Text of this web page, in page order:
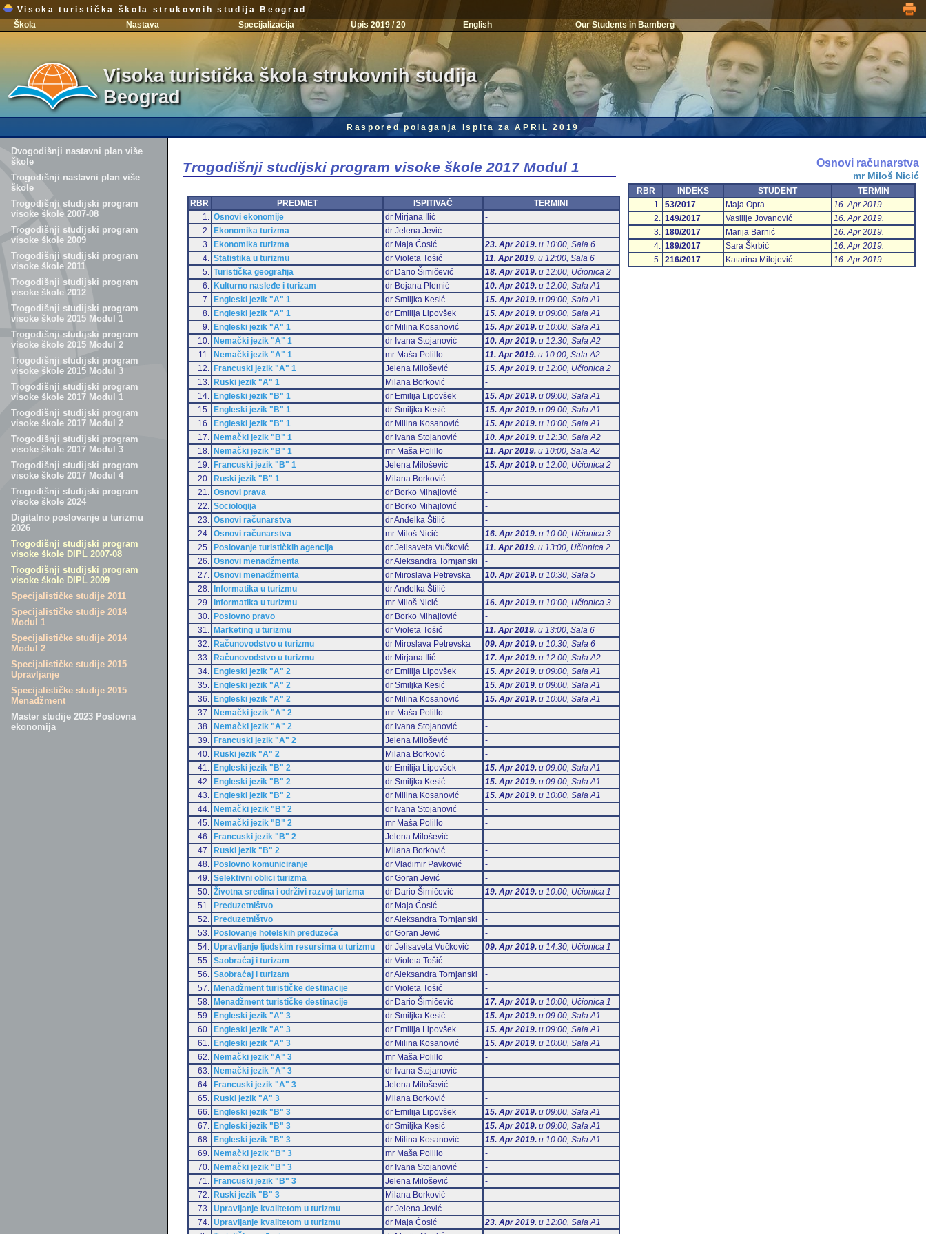
Visoka turistička škola strukovnih studija Beograd
Škola
Nastava Specijalizacija Upis 2019 / 20 English Our Students in Bamberg
Visoka turistička škola strukovnih studija
Beograd
Raspored polaganja ispita za APRIL 2019
Dvogodišnji nastavni plan više
škole
Trogodišnji nastavni plan više
škole
Trogodišnji studijski program
visoke škole 2007-08
Trogodišnji studijski program
visoke škole 2009
Trogodišnji studijski program
visoke škole 2011
Trogodišnji studijski program
visoke škole 2012
Trogodišnji studijski program
visoke škole 2015 Modul 1
Trogodišnji studijski program
visoke škole 2015 Modul 2
Trogodišnji studijski program
visoke škole 2015 Modul 3
Trogodišnji studijski program
visoke škole 2017 Modul 1
Trogodišnji studijski program
visoke škole 2017 Modul 2
Trogodišnji studijski program
visoke škole 2017 Modul 3
Trogodišnji studijski program
visoke škole 2017 Modul 4
Trogodišnji studijski program
visoke škole 2024
Digitalno poslovanje u turizmu
2026
Trogodišnji studijski program
visoke škole DIPL 2007-08
Trogodišnji studijski program
visoke škole DIPL 2009
Specijalističke studije 2011
Specijalističke studije 2014
Modul 1
Specijalističke studije 2014
Modul 2
Specijalističke studije 2015
Upravljanje
Specijalističke studije 2015
Menadžment
Master studije 2023 Poslovna
ekonomija
Trogodišnji studijski program visoke škole 2017 Modul 1
RBR PREDMET ISPITIVAČ
TERMINI
1.
Osnovi ekonomije dr Mirjana Ilić
-
2.
Ekonomika turizma dr Jelena Jević
-
3.
Ekonomika turizma dr Maja Ćosić 23. Apr 2019.u 10:00, Sala 6
4.
Statistika u turizmu dr Violeta Tošić 11. Apr 2019.u 12:00, Sala 6
5.
Turistička geografija dr Dario Šimičević 18. Apr 2019.u 12:00, Učionica 2
6.
Kulturno nasleđe i turizam dr Bojana Plemić 10. Apr 2019.u 12:00, Sala А1
7.
Engleski jezik "A" 1 dr Smiljka Kesić 15. Apr 2019.u 09:00, Sala А1
8.
Engleski jezik "A" 1 dr Emilija Lipovšek 15. Apr 2019.u 09:00, Sala А1
9.
Engleski jezik "A" 1 dr Milina Kosanović 15. Apr 2019.u 10:00, Sala А1
10.
Nemački jezik "A" 1 dr Ivana Stojanović 10. Apr 2019.u 12:30, Sala А2
11.
Nemački jezik "A" 1 mr Maša Polillo 11. Apr 2019.u 10:00, Sala А2
12.
Francuski jezik "A" 1 Jelena Milošević 15. Apr 2019.u 12:00, Učionica 2
13.
Ruski jezik "A" 1 Milana Borković
-
14.
Engleski jezik "B" 1 dr Emilija Lipovšek 15. Apr 2019.u 09:00, Sala А1
15.
Engleski jezik "B" 1 dr Smiljka Kesić 15. Apr 2019.u 09:00, Sala А1
16.
Engleski jezik "B" 1 dr Milina Kosanović 15. Apr 2019.u 10:00, Sala А1
17.
Nemački jezik "B" 1 dr Ivana Stojanović 10. Apr 2019.u 12:30, Sala А2
18.
Nemački jezik "B" 1 mr Maša Polillo 11. Apr 2019.u 10:00, Sala А2
19.
Francuski jezik "B" 1 Jelena Milošević 15. Apr 2019.u 12:00, Učionica 2
20.
Ruski jezik "B" 1 Milana Borković
-
21.
Osnovi prava dr Borko Mihajlović
-
22.
Sociologija dr Borko Mihajlović
-
23.
Osnovi računarstva dr Anđelka Štilić
-
24.
Osnovi računarstva mr Miloš Nicić 16. Apr 2019.u 10:00, Učionica 3
25.
Poslovanje turističkih agencija dr Jelisaveta Vučković 11. Apr 2019.u 13:00, Učionica 2
26.
Osnovi menadžmenta dr Aleksandra Tornjanski
-
27.
Osnovi menadžmenta dr Miroslava Petrevska 10. Apr 2019.u 10:30, Sala 5
28.
Informatika u turizmu dr Anđelka Štilić
-
29.
Informatika u turizmu mr Miloš Nicić 16. Apr 2019.u 10:00, Učionica 3
30.
Poslovno pravo dr Borko Mihajlović
-
31.
Marketing u turizmu dr Violeta Tošić 11. Apr 2019.u 13:00, Sala 6
32.
Računovodstvo u turizmu dr Miroslava Petrevska 09. Apr 2019.u 10:30, Sala 6
33.
Računovodstvo u turizmu dr Mirjana Ilić 17. Apr 2019.u 12:00, Sala А2
34.
Engleski jezik "A" 2 dr Emilija Lipovšek 15. Apr 2019.u 09:00, Sala А1
35.
Engleski jezik "A" 2 dr Smiljka Kesić 15. Apr 2019.u 09:00, Sala А1
36.
Engleski jezik "A" 2 dr Milina Kosanović 15. Apr 2019.u 10:00, Sala А1
37.
Nemački jezik "A" 2 mr Maša Polillo
-
38.
Nemački jezik "A" 2 dr Ivana Stojanović
-
39.
Francuski jezik "A" 2 Jelena Milošević
-
40.
Ruski jezik "A" 2 Milana Borković
-
41.
Engleski jezik "B" 2 dr Emilija Lipovšek 15. Apr 2019.u 09:00, Sala А1
42.
Engleski jezik "B" 2 dr Smiljka Kesić 15. Apr 2019.u 09:00, Sala А1
43.
Engleski jezik "B" 2 dr Milina Kosanović 15. Apr 2019.u 10:00, Sala А1
44.
Nemački jezik "B" 2 dr Ivana Stojanović
-
45.
Nemački jezik "B" 2 mr Maša Polillo
-
46.
Francuski jezik "B" 2 Jelena Milošević
-
47.
Ruski jezik "B" 2 Milana Borković
-
48.
Poslovno komuniciranje dr Vladimir Pavković
-
49.
Selektivni oblici turizma dr Goran Jević
-
50.
Životna sredina i održivi razvoj turizma dr Dario Šimičević 19. Apr 2019.u 10:00, Učionica 1
51.
Preduzetništvo dr Maja Ćosić
-
52.
Preduzetništvo dr Aleksandra Tornjanski
-
53.
Poslovanje hotelskih preduzeća dr Goran Jević
-
54.
Upravljanje ljudskim resursima u turizmu dr Jelisaveta Vučković 09. Apr 2019.u 14:30, Učionica 1
55.
Saobraćaj i turizam dr Violeta Tošić
-
56.
Saobraćaj i turizam dr Aleksandra Tornjanski
-
57.
Menadžment turističke destinacije dr Violeta Tošić
-
58.
Menadžment turističke destinacije dr Dario Šimičević 17. Apr 2019.u 10:00, Učionica 1
59.
Engleski jezik "A" 3 dr Smiljka Kesić 15. Apr 2019.u 09:00, Sala А1
60.
Engleski jezik "A" 3 dr Emilija Lipovšek 15. Apr 2019.u 09:00, Sala А1
61.
Engleski jezik "A" 3 dr Milina Kosanović 15. Apr 2019.u 10:00, Sala А1
62.
Nemački jezik "A" 3 mr Maša Polillo
-
63.
Nemački jezik "A" 3 dr Ivana Stojanović
-
64.
Francuski jezik "A" 3 Jelena Milošević
-
65.
Ruski jezik "A" 3 Milana Borković
-
66.
Engleski jezik "B" 3 dr Emilija Lipovšek 15. Apr 2019.u 09:00, Sala А1
67.
Engleski jezik "B" 3 dr Smiljka Kesić 15. Apr 2019.u 09:00, Sala А1
68.
Engleski jezik "B" 3 dr Milina Kosanović 15. Apr 2019.u 10:00, Sala А1
69.
Nemački jezik "B" 3 mr Maša Polillo
-
70.
Nemački jezik "B" 3 dr Ivana Stojanović
-
71.
Francuski jezik "B" 3 Jelena Milošević
-
72.
Ruski jezik "B" 3 Milana Borković
-
73.
Upravljanje kvalitetom u turizmu dr Jelena Jević
-
74.
Upravljanje kvalitetom u turizmu dr Maja Ćosić 23. Apr 2019.u 12:00, Sala А1
Osnovi računarstva
mr Miloš Nicić
RBR INDEKS STUDENT
TERMIN
1. 53/2017 Maja Opra
16. Apr 2019.
2. 149/2017 Vasilije Jovanović
16. Apr 2019.
3. 180/2017 Marija Barnić
16. Apr 2019.
4. 189/2017 Sara Škrbić
16. Apr 2019.
5. 216/2017 Katarina Milojević 16. Apr 2019.